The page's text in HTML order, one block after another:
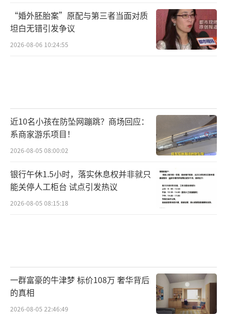
“婚外胚胎案”原配与第三者当面对质
坦白无错引发争议
2026-08-06 10:24:55
近10名小孩在防坠网蹦跳？商场回应：
系商家游乐项目！
2026-08-05 08:00:02
银行午休1.5小时，落实休息权并非就只
能关停人工柜台 试点引发热议
2026-08-05 08:15:18
一群富豪的牛津梦 标价108万 奢华背后
的真相
2026-08-05 22:46:49